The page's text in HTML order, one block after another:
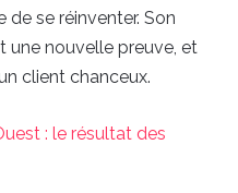
se réinventer. Son
une nouvelle preuve, et
client chanceux.
: le résultat des